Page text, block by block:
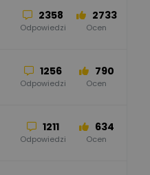
47 67
50 59
52 45
2358
Odpowiedzi
2733
Ocen
1256
Odpowiedzi
790
Ocen
1211
Odpowiedzi
634
Ocen